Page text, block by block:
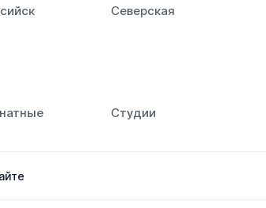
Северская
Студии